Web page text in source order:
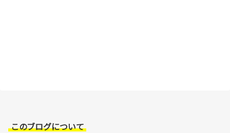
このブログについて